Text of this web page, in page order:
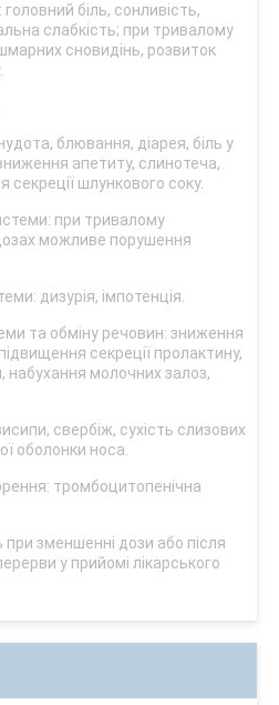
біль, сонливість,
слабкість; при тривалому
сновидінь, розвиток
блювання, діарея, біль у
апетиту, слинотеча,
секреції шлункового соку.
при тривалому
можливе порушення
дизурія, імпотенція.
та обміну речовин: зниження
секреції пролактину,
набухання молочних залоз,
свербіж, сухість слизових
оболонки носа.
тромбоцитопенічна
зменшенні дози або після
у прийомі лікарського